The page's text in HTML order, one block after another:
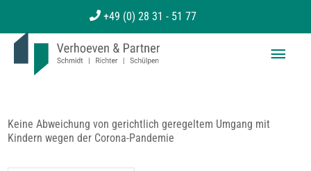
Inhalt
+49 (0) 28 31 - 51 77
Keine Abweichung von gerichtlich geregeltem Umgang mit
Kindern wegen der Corona-Pandemie